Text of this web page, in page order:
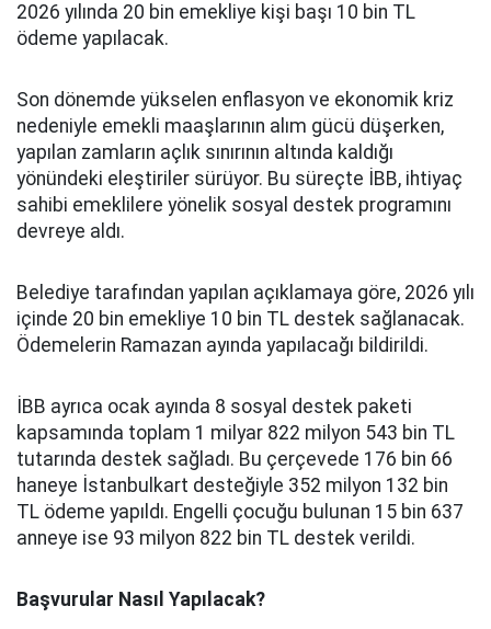
2026 yılında 20 bin emekliye kişi başı 10 bin TL
ödeme yapılacak.
Son dönemde yükselen enflasyon ve ekonomik kriz
nedeniyle emekli maaşlarının alım gücü düşerken,
yapılan zamların açlık sınırının altında kaldığı
yönündeki eleştiriler sürüyor. Bu süreçte İBB, ihtiyaç
sahibi emeklilere yönelik sosyal destek programını
devreye aldı.
Belediye tarafından yapılan açıklamaya göre, 2026 yılı
içinde 20 bin emekliye 10 bin TL destek sağlanacak.
Ödemelerin Ramazan ayında yapılacağı bildirildi.
İBB ayrıca ocak ayında 8 sosyal destek paketi
kapsamında toplam 1 milyar 822 milyon 543 bin TL
tutarında destek sağladı. Bu çerçevede 176 bin 66
haneye İstanbulkart desteğiyle 352 milyon 132 bin
TL ödeme yapıldı. Engelli çocuğu bulunan 15 bin 637
anneye ise 93 milyon 822 bin TL destek verildi.
Başvurular Nasıl Yapılacak?